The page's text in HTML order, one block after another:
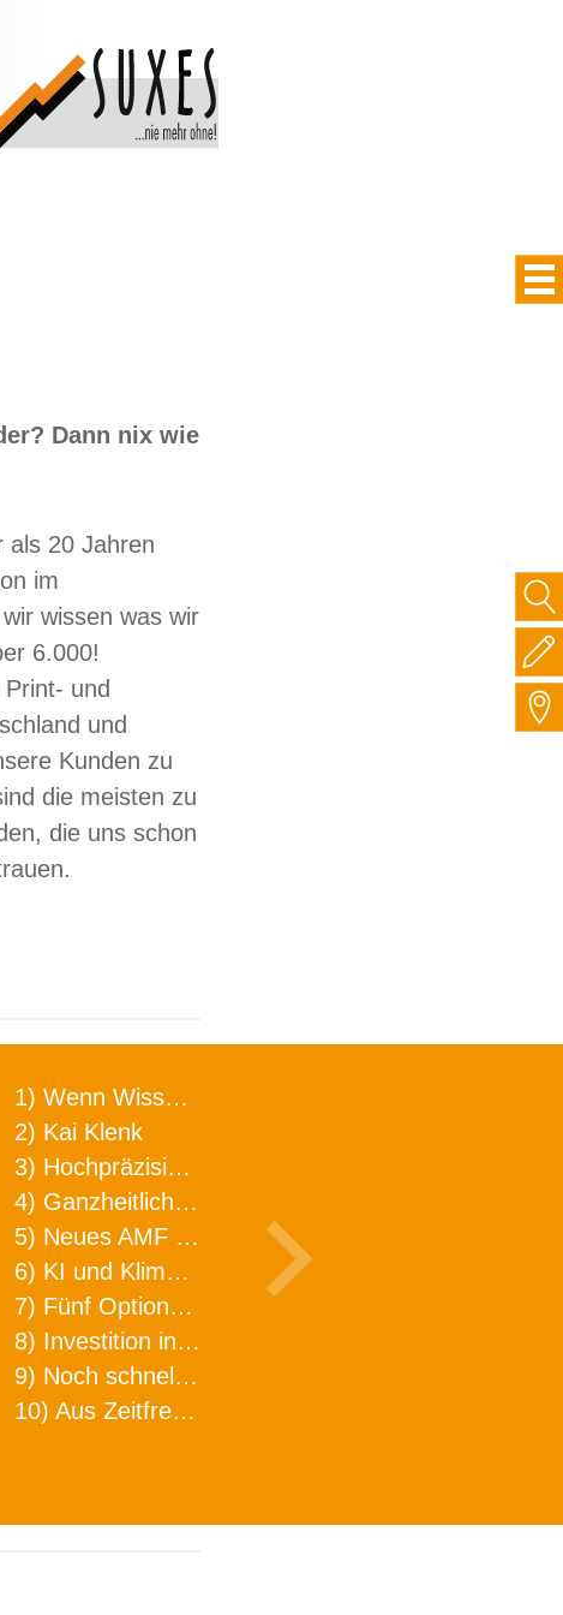
als 20 Jahren
im
wissen was wir
6.000!
und
und
Kunden zu
die meisten zu
die uns schon
1) Wenn Wissen geht, kann ARNO WERKZEUGE helfen
2) Kai Klenk
3) Hochpräzision in neuer Dimension
4) Ganzheitlicher Ansatz für mehr Effizienz und Produktivität in der Zerspanung
5) Neues AMF Logistikzentrum feierlich eröffnet
6) KI und Klimaschutz im Schaltanlagenbau
7) Fünf Optionen, wie man Zeitfresser in Effizienz umwandelt
8) Investition in Fellbach mit nachhaltiger Logistik und Lagerfläche
9) Noch schnellere Lieferung
10) Aus Zeitfressern wird Effizienz